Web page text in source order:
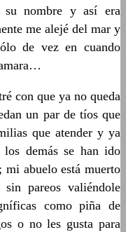
su nombre y así era
me alejé del mar y
de vez en cuando
con que ya no queda
un par de tíos que
que atender y ya
demás se han ido
abuelo está muerto
pareos valiéndole
como piña de
o no les gusta para